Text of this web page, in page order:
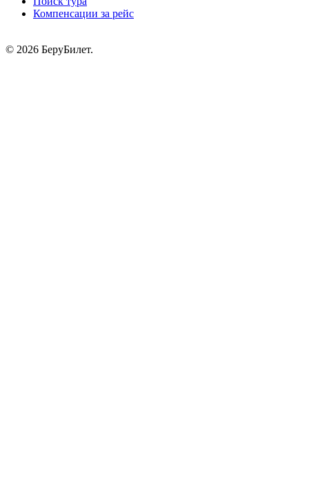
Компенсации за рейс
© 2026 БеруБилет.